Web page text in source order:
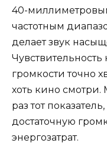
40-
частотным
делает звук
громкости точно
хоть кино смотри.
раз тот
достаточную
энергозатрат.